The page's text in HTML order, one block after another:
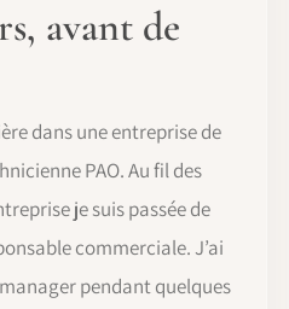
avant de
dans une entreprise de
PAO. Au fil des
je suis passée de
commerciale. J’ai
pendant quelques